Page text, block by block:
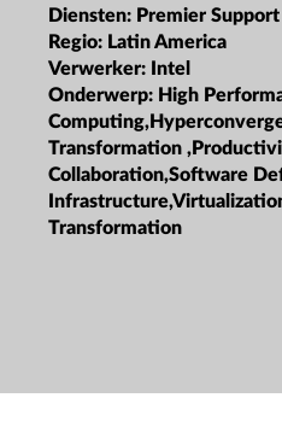
Diensten: Premier Support
Regio: Latin America
Verwerker: Intel
Onderwerp: High
Transformation
Collaboration,Software
Transformation